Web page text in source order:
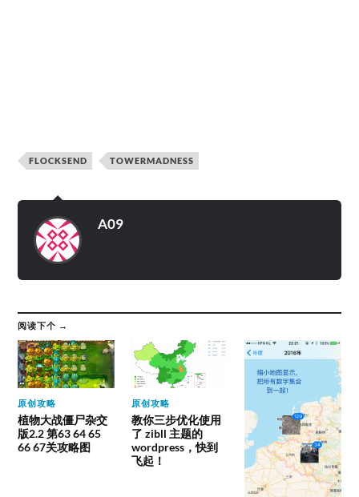
FLOCKSEND TOWERMADNESS
A09
阅读下个 →
原创攻略
植物大战僵尸杂交
版2.2 第63 64 65
66 67关攻略图
原创攻略
教你三步优化使用
了 zibll 主题的
wordpress，快到
飞起！